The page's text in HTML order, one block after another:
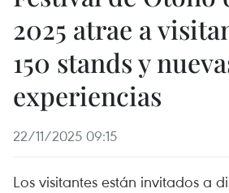
2025 atrae a
150 stands y
experiencias
22/11/2025 09:15
Los visitantes están invitados a